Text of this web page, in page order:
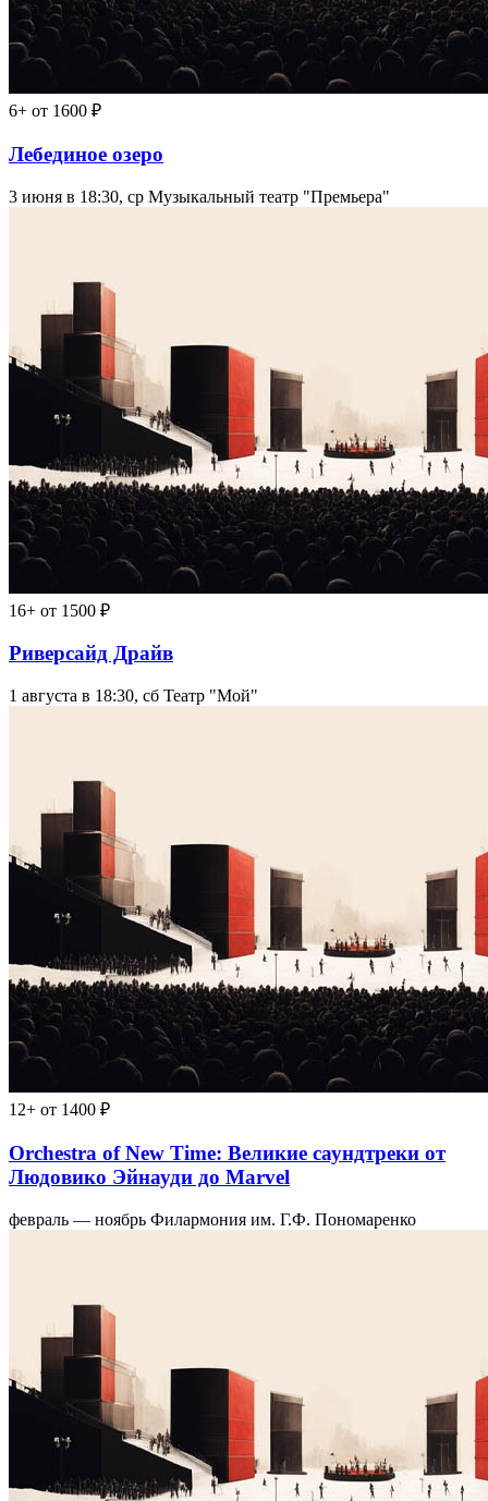
6+ от 1600 ₽
Лебединое озеро
3 июня в 18:30, ср Музыкальный театр "Премьера"
16+ от 1500 ₽
Риверсайд Драйв
1 августа в 18:30, сб Театр "Мой"
12+ от 1400 ₽
Orchestra of New Time: Великие саундтреки от
Людовико Эйнауди до Marvel
февраль — ноябрь Филармония им. Г.Ф. Пономаренко